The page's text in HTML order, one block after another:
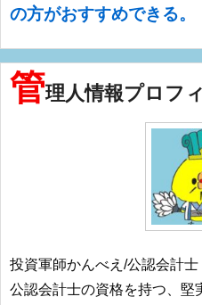
の方がおすすめできる。
管理人情報プロフ
投資軍師かんべえ/公認会計士
公認会計士の資格を持つ、堅